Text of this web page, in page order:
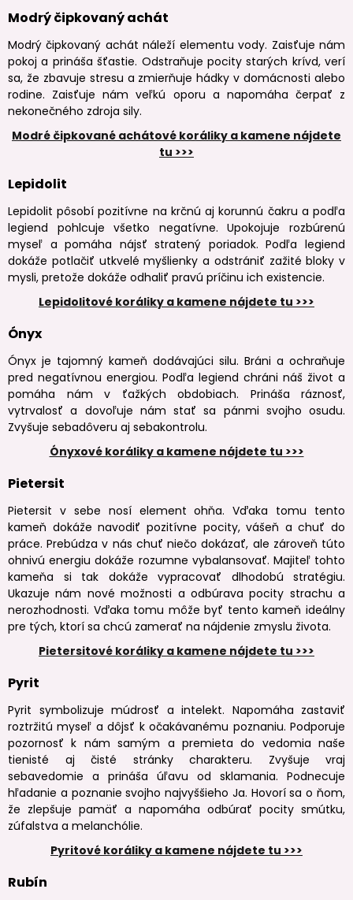
Modrý čipkovaný achát
Modrý čipkovaný achát náleží elementu vody. Zaisťuje nám
pokoj a prináša šťastie. Odstraňuje pocity starých krívd, verí
sa, že zbavuje stresu a zmierňuje hádky v domácnosti alebo
rodine. Zaisťuje nám veľkú oporu a napomáha čerpať z
nekonečného zdroja sily.
Modré čipkované achátové koráliky a kamene nájdete
tu >>>
Lepidolit
Lepidolit pôsobí pozitívne na krčnú aj korunnú čakru a podľa
legiend pohlcuje všetko negatívne. Upokojuje rozbúrenú
myseľ a pomáha nájsť stratený poriadok. Podľa legiend
dokáže potlačiť utkvelé myšlienky a odstrániť zažité bloky v
mysli, pretože dokáže odhaliť pravú príčinu ich existencie.
Lepidolitové koráliky a kamene nájdete tu >>>
Ónyx
Ónyx je tajomný kameň dodávajúci silu. Bráni a ochraňuje
pred negatívnou energiou. Podľa legiend chráni náš život a
pomáha nám v ťažkých obdobiach. Prináša ráznosť,
vytrvalosť a dovoľuje nám stať sa pánmi svojho osudu.
Zvyšuje sebadôveru aj sebakontrolu.
Ónyxové koráliky a kamene nájdete tu >>>
Pietersit
Pietersit v sebe nosí element ohňa. Vďaka tomu tento
kameň dokáže navodiť pozitívne pocity, vášeň a chuť do
práce. Prebúdza v nás chuť niečo dokázať, ale zároveň túto
ohnivú energiu dokáže rozumne vybalansovať. Majiteľ tohto
kameňa si tak dokáže vypracovať dlhodobú stratégiu.
Ukazuje nám nové možnosti a odbúrava pocity strachu a
nerozhodnosti. Vďaka tomu môže byť tento kameň ideálny
pre tých, ktorí sa chcú zamerať na nájdenie zmyslu života.
Pietersitové koráliky a kamene nájdete tu >>>
Pyrit
Pyrit symbolizuje múdrosť a intelekt. Napomáha zastaviť
roztržitú myseľ a dôjsť k očakávanému poznaniu. Podporuje
pozornosť k nám samým a premieta do vedomia naše
tienisté aj čisté stránky charakteru. Zvyšuje vraj
sebavedomie a prináša úľavu od sklamania. Podnecuje
hľadanie a poznanie svojho najvyššieho Ja. Hovorí sa o ňom,
že zlepšuje pamäť a napomáha odbúrať pocity smútku,
zúfalstva a melanchólie.
Pyritové koráliky a kamene nájdete tu >>>
Rubín